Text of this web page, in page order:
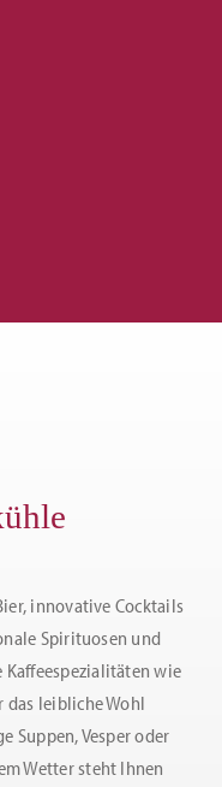
innovative Cocktails
Spirituosen und
Kaffeespezialitäten wie
das leibliche Wohl
Suppen, Vesper oder
Wetter steht Ihnen